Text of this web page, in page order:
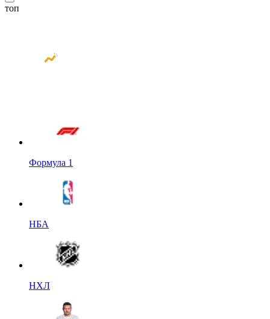
топ
Формула 1
НБА
НХЛ